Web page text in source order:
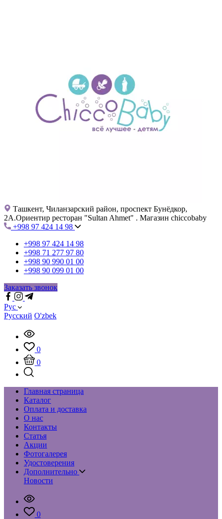
Ташкент, Чиланзарский район, проспект Бунёдкор,
2А.Ориентир ресторан "Sultan Ahmet" . Магазин chiccobaby
+998 97 424 14 98
+998 97 424 14 98
+998 71 277 97 80
+998 90 990 01 00
+998 90 099 01 00
Заказать звонок
Рус
Русский O'zbek
0
0
Главная страница
Каталог
Оплата и доставка
О нас
Контакты
Статья
Акции
Фотогалерея
Удостоверения
Дополнительно
Новости
0